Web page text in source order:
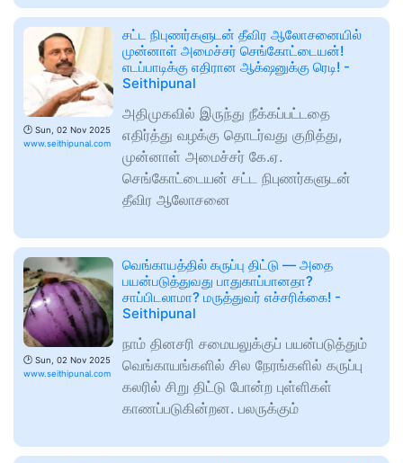
🕑 Sun, 02 Nov 2025
www.seithipunal.com
சட்ட நிபுணர்களுடன் தீவிர ஆலோசனையில்
முன்னாள் அமைச்சர் செங்கோட்டையன்!
எடப்பாடிக்கு எதிரான ஆக்‌ஷனுக்கு ரெடி! -
Seithipunal
அதிமுகவில் இருந்து நீக்கப்பட்டதை
எதிர்த்து வழக்கு தொடர்வது குறித்து,
முன்னாள் அமைச்சர் கே.ஏ.
செங்கோட்டையன் சட்ட நிபுணர்களுடன்
தீவிர ஆலோசனை
🕑 Sun, 02 Nov 2025
www.seithipunal.com
வெங்காயத்தில் கருப்பு திட்டு — அதை
பயன்படுத்துவது பாதுகாப்பானதா?
சாப்பிடலாமா? மருத்துவர் எச்சரிக்கை! -
Seithipunal
நாம் தினசரி சமையலுக்குப் பயன்படுத்தும்
வெங்காயங்களில் சில நேரங்களில் கருப்பு
கலரில் சிறு திட்டு போன்ற புள்ளிகள்
காணப்படுகின்றன. பலருக்கும்